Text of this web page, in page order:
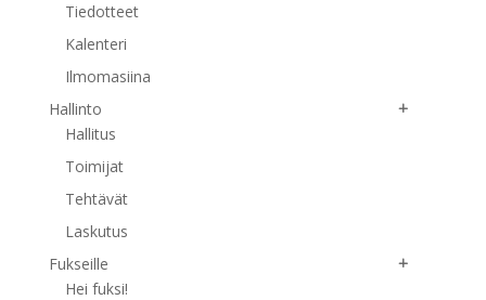
Tiedotteet
Kalenteri
Ilmomasiina
Hallinto
Hallitus
Toimijat
Tehtävät
Laskutus
Fukseille
Hei fuksi!